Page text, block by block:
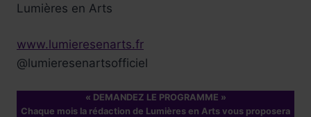
Lumières en Arts
www.lumieresenarts.fr
@lumieresenartsofficiel
« DEMANDEZ LE PROGRAMME »
Chaque mois la rédaction de Lumières en Arts vous proposera